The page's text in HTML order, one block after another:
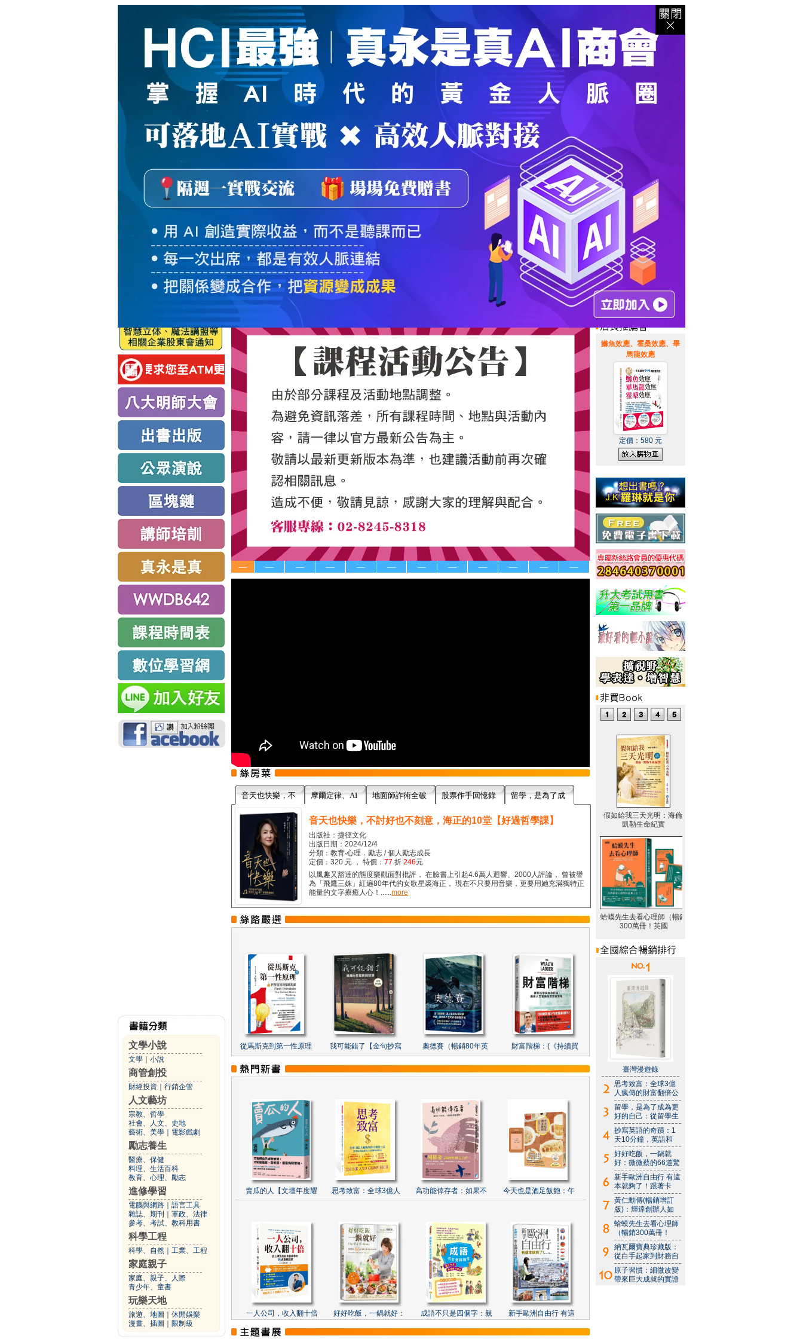
登入｜註冊｜會員中心 結帳
魔法弟子｜自資出版｜電子書 ｜客服中心｜ 智慧型立体會員
國際級品牌課程|優惠通知|霹靂英雄音樂精選|
文學小說
文學 小說
商管創投
財經投資 行銷企管
人文藝坊
宗教、哲學
社會、人文、史地
藝術、美學
電影戲劇
勵志養生
醫療、保健
料理、生活百科
教育、心理、勵志
進修學習
電腦與網路
語言工具
雜誌、期刊
軍政、法律
參考、考試、教科用書
科學工程
科學、自然 工業、工程
家庭親子
家庭、親子、人際
青少年、童書
玩樂天地
旅遊、地圖
休閒娛樂
漫畫、插圖
限制級
— — — — — — — — — — — —
音天也快樂，不 摩爾定律、AI 地面師詐術全破 股票作手回憶錄 留學，是為了成
音天也快樂，不討好也不刻意，海正的10堂【好過哲學課】
出版社：捷徑文化
出版日期：2024/12/4
分類：教育‧心理．勵志 / 個人勵志成長
定價：320 元 ， 特價： 77 折 246元
以風趣又豁達的態度樂觀面對批評， 在臉書上引起4.6萬人迴響、2000人評論， 曾被譽
為「飛鷹三姝」紅遍80年代的女歌星裘海正， 現在不只要用音樂，更要用她充滿獨特正
能量的文字療癒人心！......more
從馬斯克到第一性原理 我可能錯了【金句抄寫 奧德賽（暢銷80年英 財富階梯：(《持續買
賣瓜的人【文壇年度耀 思考致富：全球3億人 高功能倖存者：如果不 今天也是酒足飯飽：午
一人公司，收入翻十倍 好好吃飯，一鍋就好： 成語不只是四個字：親 新手歐洲自由行 有這
鰷魚效應、霍桑效應、畢
馬龍效應
定價： 580 元
臺灣漫遊錄
思考致富：全球3億
人瘋傳的財富翻倍公
留學，是為了成為更
好的自己：從留學生
抄寫英語的奇蹟：1
天10分鐘，英語和
好好吃飯，一鍋就
好：微微蔡的66道驚
新手歐洲自由行 有這
本就夠了！跟著卡
黃仁勳傳(暢銷增訂
版)：輝達創辦人如
蛤蟆先生去看心理師
（暢銷300萬冊！
納瓦爾寶典珍藏版：
從白手起家到財務自
原子習慣：細微改變
帶來巨大成就的實證